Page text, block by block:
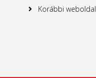
Korábbi weboldal